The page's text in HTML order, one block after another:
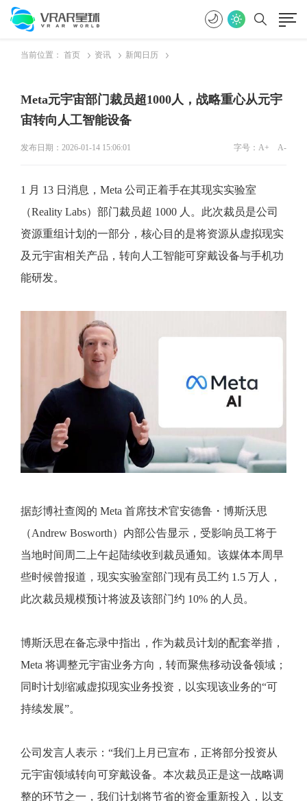
当前位置： 首页 资讯 新闻日历
Meta元宇宙部门裁员超1000人，战略重心从元宇
宙转向人工智能设备
发布日期：2026-01-14 15:06:01 字号： A+ A-
1 月 13 日消息，Meta 公司正着手在其现实实验室
（Reality Labs）部门裁员超 1000 人。此次裁员是公司
资源重组计划的一部分，核心目的是将资源从虚拟现实
及元宇宙相关产品，转向人工智能可穿戴设备与手机功
能研发。
据彭博社查阅的 Meta 首席技术官安德鲁・博斯沃思
（Andrew Bosworth）内部公告显示，受影响员工将于
当地时间周二上午起陆续收到裁员通知。该媒体本周早
些时候曾报道，现实实验室部门现有员工约 1.5 万人，
此次裁员规模预计将波及该部门约 10% 的人员。
博斯沃思在备忘录中指出，作为裁员计划的配套举措，
Meta 将调整元宇宙业务方向，转而聚焦移动设备领域；
同时计划缩减虚拟现实业务投资，以实现该业务的“可
持续发展”。
公司发言人表示：“我们上月已宣布，正将部分投资从
元宇宙领域转向可穿戴设备。本次裁员正是这一战略调
整的环节之一，我们计划将节省的资金重新投入，以支